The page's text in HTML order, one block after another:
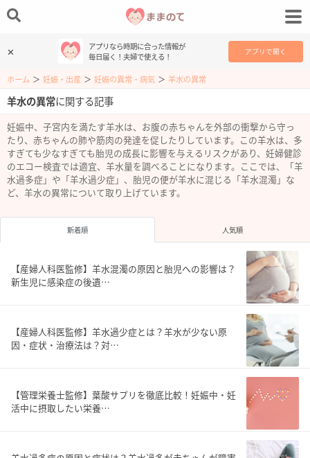
✕
アプリなら時期に合った情報が
毎日届く！夫婦で使える！
アプリで開く
ホーム ＞ 妊娠・出産 ＞ 妊娠の異常・病気 ＞ 羊水の異常
羊水の異常に関する記事
妊娠中、子宮内を満たす羊水は、お腹の赤ちゃんを外部の衝撃から守っ
たり、赤ちゃんの肺や筋肉の発達を促したりしています。この羊水は、多
すぎても少なすぎても胎児の成長に影響を与えるリスクがあり、妊婦健診
のエコー検査では適宜、羊水量を調べることになります。ここでは、「羊
水過多症」や「羊水過少症」、胎児の便が羊水に混じる「羊水混濁」な
ど、羊水の異常について取り上げています。
新着順 人気順
【産婦人科医監修】羊水混濁の原因と胎児への影響は？
新生児に感染症の後遺…
【産婦人科医監修】羊水過少症とは？羊水が少ない原
因・症状・治療法は？対…
【管理栄養士監修】葉酸サプリを徹底比較！妊娠中・妊
活中に摂取したい栄養…